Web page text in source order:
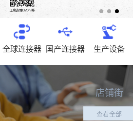
全球连接器 国产连接器 生产设备
店铺街
查看全部